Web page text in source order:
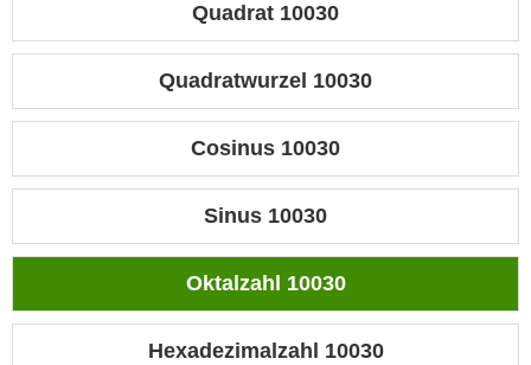
Quadrat 10030
Quadratwurzel 10030
Cosinus 10030
Sinus 10030
Oktalzahl 10030
Hexadezimalzahl 10030